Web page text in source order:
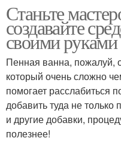
Станьте
создавайте
своими руками
Пенная ванна, пожалуй,
который очень сложно
помогает расслабиться
добавить туда не
и другие добавки,
полезнее!